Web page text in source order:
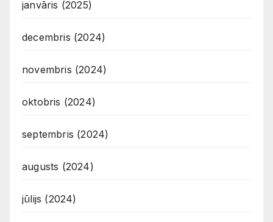
janvāris (2025)
decembris (2024)
novembris (2024)
oktobris (2024)
septembris (2024)
augusts (2024)
jūlijs (2024)